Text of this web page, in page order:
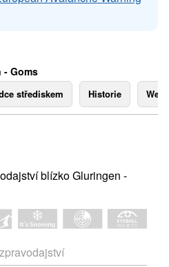
- Goms
střediskem Historie
blízko Gluringen -